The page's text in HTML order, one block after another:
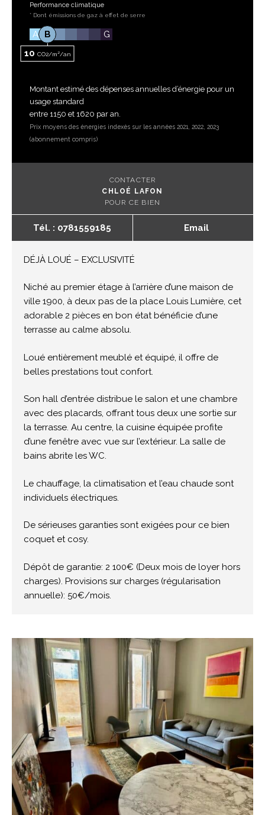
Performance climatique
* Dont émissions de gaz à effet de serre
A G
B
10 CO2/m²/an
Montant estimé des dépenses annuelles d’énergie pour un
usage standard
entre 1150 et 1620 par an.
Prix moyens des énergies indexés sur les années 2021, 2022, 2023
(abonnement compris)
CONTACTER
CHLOÉ LAFON
POUR CE BIEN
Tél. : 0781559185 Email
DÉJÀ LOUÉ – EXCLUSIVITÉ
Niché au premier étage à l’arrière d’une maison de
ville 1900, à deux pas de la place Louis Lumière, cet
adorable 2 pièces en bon état bénéficie d’une
terrasse au calme absolu.
Loué entièrement meublé et équipé, il offre de
belles prestations tout confort.
Son hall d’entrée distribue le salon et une chambre
avec des placards, offrant tous deux une sortie sur
la terrasse. Au centre, la cuisine équipée profite
d’une fenêtre avec vue sur l’extérieur. La salle de
bains abrite les WC.
Le chauffage, la climatisation et l’eau chaude sont
individuels électriques.
De sérieuses garanties sont exigées pour ce bien
coquet et cosy.
Dépôt de garantie: 2 100€ (Deux mois de loyer hors
charges). Provisions sur charges (régularisation
annuelle): 50€/mois.